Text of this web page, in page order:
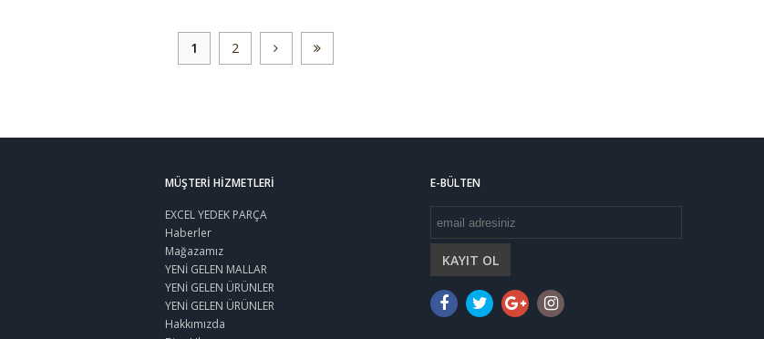
1 2
MÜŞTERI HIZMETLERI
EXCEL YEDEK PARÇA
Haberler
Mağazamız
YENİ GELEN MALLAR
YENİ GELEN ÜRÜNLER
YENİ GELEN ÜRÜNLER
Hakkımızda
E-BÜLTEN
KAYIT OL